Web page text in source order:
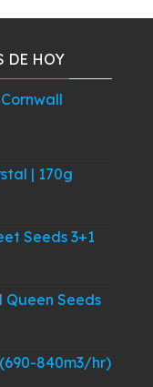
DE HOY
| 170g
Seeds 3+1
Queen Seeds
840m3/hr)